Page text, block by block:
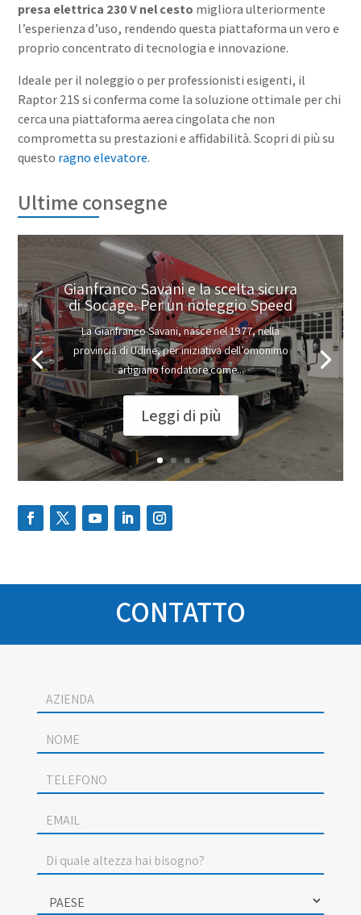
presa elettrica 230 V nel cesto migliora ulteriormente
l’esperienza d’uso, rendendo questa piattaforma un vero e
proprio concentrato di tecnologia e innovazione.
Ideale per il noleggio o per professionisti esigenti, il
Raptor 21S si conferma come la soluzione ottimale per chi
cerca una piattaforma aerea cingolata che non
comprometta su prestazioni e affidabilità. Scopri di più su
questo ragno elevatore.
Ultime consegne
Gianfranco Savani e la scelta sicura
di Socage. Per un noleggio Speed
La Gianfranco Savani, nasce nel 1977, nella
provincia di Udine, per iniziativa dell’omonimo
artigiano fondatore come...
Leggi di più
CONTATTO
Socage
contact